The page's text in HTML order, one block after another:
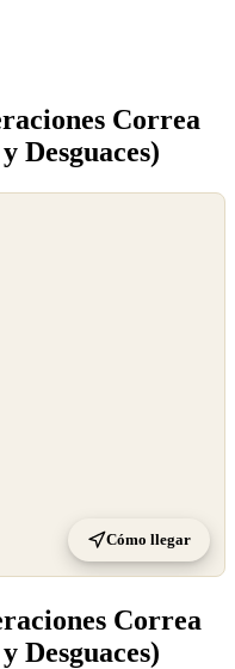
Correa
Desguaces)
Cómo llegar
Correa
Desguaces)